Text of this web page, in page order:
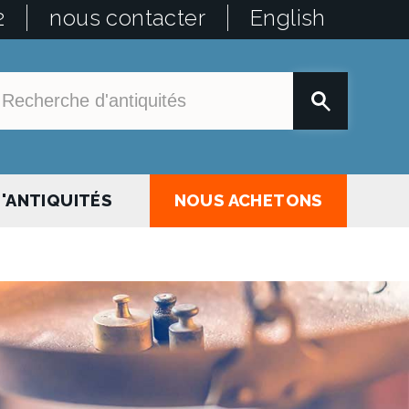
nous contacter English
NOUS ACHETONS